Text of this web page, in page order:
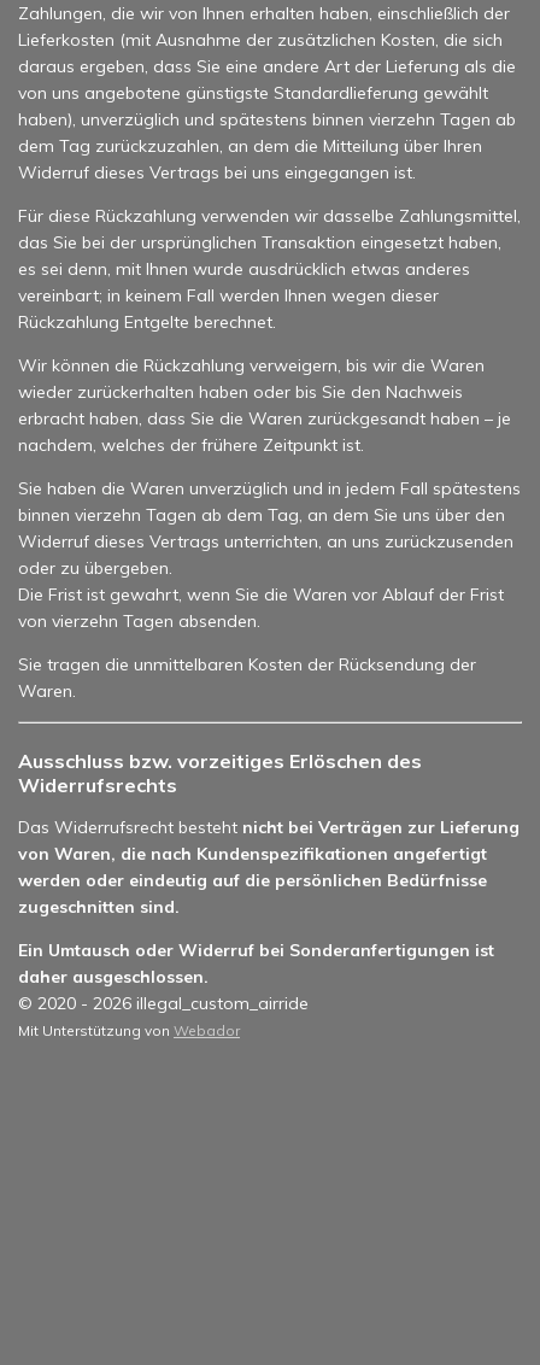
Zahlungen, die wir von Ihnen erhalten haben, einschließlich der
Lieferkosten (mit Ausnahme der zusätzlichen Kosten, die sich
daraus ergeben, dass Sie eine andere Art der Lieferung als die
von uns angebotene günstigste Standardlieferung gewählt
haben), unverzüglich und spätestens binnen vierzehn Tagen ab
dem Tag zurückzuzahlen, an dem die Mitteilung über Ihren
Widerruf dieses Vertrags bei uns eingegangen ist.
Für diese Rückzahlung verwenden wir dasselbe Zahlungsmittel,
das Sie bei der ursprünglichen Transaktion eingesetzt haben,
es sei denn, mit Ihnen wurde ausdrücklich etwas anderes
vereinbart; in keinem Fall werden Ihnen wegen dieser
Rückzahlung Entgelte berechnet.
Wir können die Rückzahlung verweigern, bis wir die Waren
wieder zurückerhalten haben oder bis Sie den Nachweis
erbracht haben, dass Sie die Waren zurückgesandt haben – je
nachdem, welches der frühere Zeitpunkt ist.
Sie haben die Waren unverzüglich und in jedem Fall spätestens
binnen vierzehn Tagen ab dem Tag, an dem Sie uns über den
Widerruf dieses Vertrags unterrichten, an uns zurückzusenden
oder zu übergeben.
Die Frist ist gewahrt, wenn Sie die Waren vor Ablauf der Frist
von vierzehn Tagen absenden.
Sie tragen die unmittelbaren Kosten der Rücksendung der
Waren.
Ausschluss bzw. vorzeitiges Erlöschen des
Widerrufsrechts
Das Widerrufsrecht besteht nicht bei Verträgen zur Lieferung
von Waren, die nach Kundenspezifikationen angefertigt
werden oder eindeutig auf die persönlichen Bedürfnisse
zugeschnitten sind.
Ein Umtausch oder Widerruf bei Sonderanfertigungen ist
daher ausgeschlossen.
© 2020 - 2026 illegal_custom_airride
Mit Unterstützung von Webador